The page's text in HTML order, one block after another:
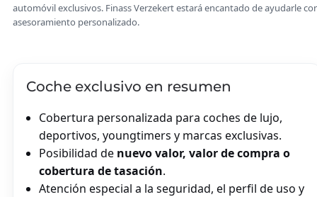
automóvil exclusivos. Finass Verzekert estará encantado de ayudarle
asesoramiento personalizado.
Coche exclusivo en resumen
Cobertura personalizada para coches de lujo,
deportivos, youngtimers y marcas exclusivas.
Posibilidad de nuevo valor, valor de compra o
cobertura de tasación.
Atención especial a la seguridad, el perfil de uso y